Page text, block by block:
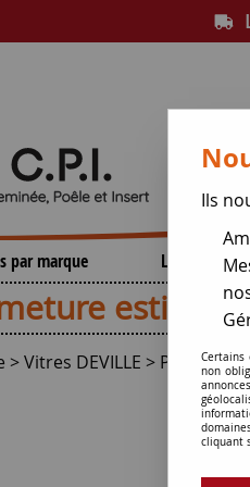
par marque Lamelles de
,
>Vitres DEVILLE > Poêles et
Ils
Certains
non
cliquant